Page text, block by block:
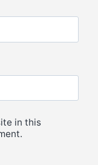
in this